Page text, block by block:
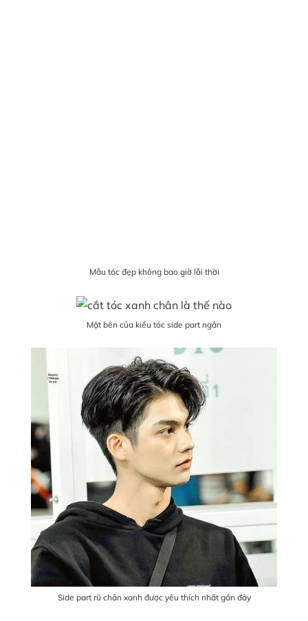
Mẫu tóc đẹp không bao giờ lỗi thời
Mặt bên của kiểu tóc side part ngắn
Side part rũ chân xanh được yêu thích nhất gần đây